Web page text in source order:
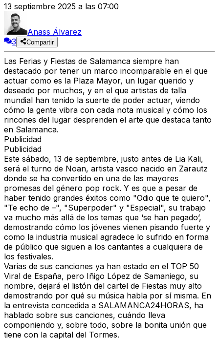
13 septiembre 2025 a las 07:00
Anass Álvarez
3
Compartir
Las Ferias y Fiestas de Salamanca siempre han
destacado por tener un marco incomparable en el que
actuar como es la Plaza Mayor, un lugar querido y
deseado por muchos, y en el que artistas de talla
mundial han tenido la suerte de poder actuar, viendo
cómo la gente vibra con cada nota musical y cómo los
rincones del lugar desprenden el arte que destaca tanto
en Salamanca.
Publicidad
Publicidad
Este sábado, 13 de septiembre, justo antes de Lia Kali,
será el turno de Noan, artista vasco nacido en Zarautz
donde se ha convertido en una de las mayores
promesas del género pop rock. Y es que a pesar de
haber tenido grandes éxitos como "Odio que te quiero",
"Te echo de –", "Superpoder" y "Especial", su trabajo
va mucho más allá de los temas que ‘se han pegado’,
demostrando cómo los jóvenes vienen pisando fuerte y
como la industria musical agradece lo sufrido en forma
de público que siguen a los cantantes a cualquiera de
los festivales.
Varias de sus canciones ya han estado en el TOP 50
Viral de España, pero Iñigo López de Samaniego, su
nombre, dejará el listón del cartel de Fiestas muy alto
demostrando por qué su música habla por sí misma. En
la entrevista concedida a SALAMANCA24HORAS, ha
hablado sobre sus canciones, cuándo lleva
componiendo y, sobre todo, sobre la bonita unión que
tiene con la capital del Tormes.